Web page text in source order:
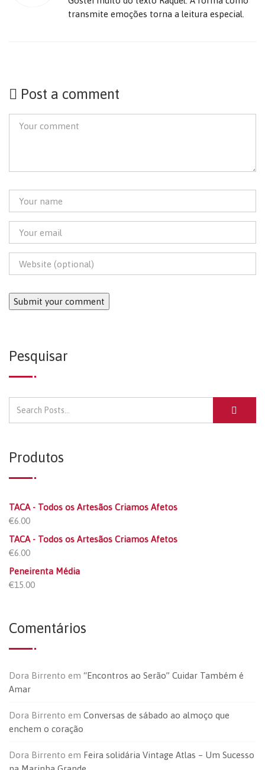
transmite emoções torna a leitura especial.
Post a comment
Pesquisar
Produtos
TACA - Todos os Artesãos Criamos Afetos
€6.00
TACA - Todos os Artesãos Criamos Afetos
€6.00
Peneirenta Média
€15.00
Comentários
Dora Birrento em “Encontros ao Serão” Cuidar Também é
Amar
Dora Birrento em Conversas de sábado ao almoço que
enchem o coração
Dora Birrento em Feira solidária Vintage Atlas – Um Sucesso